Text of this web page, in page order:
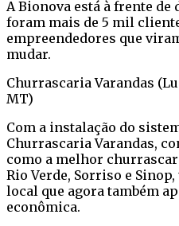
A Bionova está à frente de
foram mais de 5 mil
empreendedores que
mudar.
Churrascaria Varandas
MT)
Com a instalação do
Churrascaria Varandas,
como a melhor
Rio Verde, Sorriso e
local que agora também
econômica.